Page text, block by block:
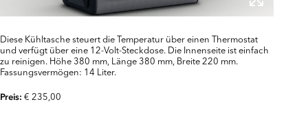
Diese Kühltasche steuert die Temperatur über einen Thermostat
und verfügt über eine 12-Volt-Steckdose. Die Innenseite ist einfach
zu reinigen. Höhe 380 mm, Länge 380 mm, Breite 220 mm.
Fassungsvermögen: 14 Liter.
Preis: € 235,00